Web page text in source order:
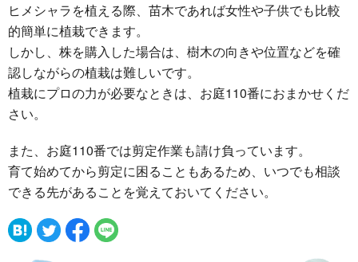
ヒメシャラを植える際、苗木であれば女性や子供でも比較
的簡単に植栽できます。
しかし、株を購入した場合は、樹木の向きや位置などを確
認しながらの植栽は難しいです。
植栽にプロの力が必要なときは、お庭110番におまかせくだ
さい。
また、お庭110番では剪定作業も請け負っています。
育て始めてから剪定に困ることもあるため、いつでも相談
できる先があることを覚えておいてください。